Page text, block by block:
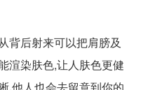
背后射来可以把肩膀及
渲染肤色,让人肤色更健